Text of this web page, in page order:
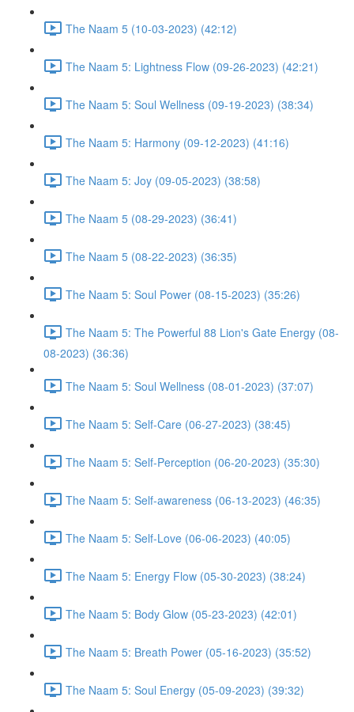
The Naam 5 (10-03-2023) (42:12)
The Naam 5: Lightness Flow (09-26-2023) (42:21)
The Naam 5: Soul Wellness (09-19-2023) (38:34)
The Naam 5: Harmony (09-12-2023) (41:16)
The Naam 5: Joy (09-05-2023) (38:58)
The Naam 5 (08-29-2023) (36:41)
The Naam 5 (08-22-2023) (36:35)
The Naam 5: Soul Power (08-15-2023) (35:26)
The Naam 5: The Powerful 88 Lion's Gate Energy (08-
08-2023) (36:36)
The Naam 5: Soul Wellness (08-01-2023) (37:07)
The Naam 5: Self-Care (06-27-2023) (38:45)
The Naam 5: Self-Perception (06-20-2023) (35:30)
The Naam 5: Self-awareness (06-13-2023) (46:35)
The Naam 5: Self-Love (06-06-2023) (40:05)
The Naam 5: Energy Flow (05-30-2023) (38:24)
The Naam 5: Body Glow (05-23-2023) (42:01)
The Naam 5: Breath Power (05-16-2023) (35:52)
The Naam 5: Soul Energy (05-09-2023) (39:32)